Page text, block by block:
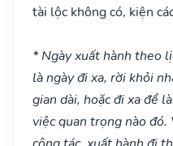
tài lộc không có, kiện
* Ngày xuất hành theo
là ngày đi xa, rời khỏi
gian dài, hoặc đi xa để
việc quan trọng nào